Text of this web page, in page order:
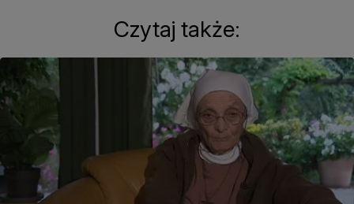
Czytaj także: